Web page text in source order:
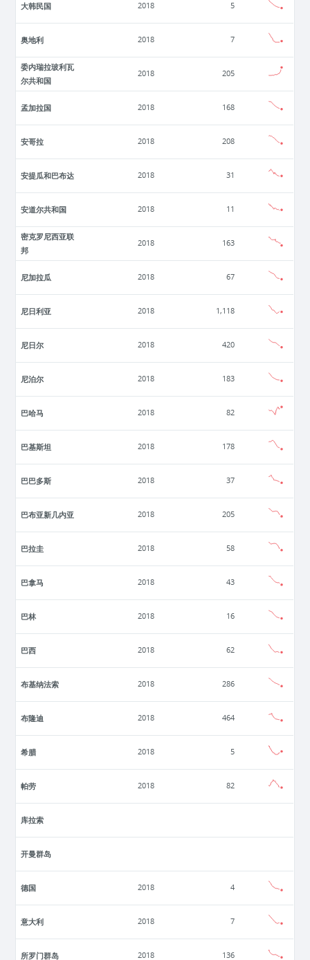
大韩民国 2018 5
奥地利 2018 7
委内瑞拉玻利瓦
尔共和国
2018 205
孟加拉国 2018 168
安哥拉 2018 208
安提瓜和巴布达 2018 31
安道尔共和国 2018 11
密克罗尼西亚联
邦
2018 163
尼加拉瓜 2018 67
尼日利亚 2018 1,118
尼日尔 2018 420
尼泊尔 2018 183
巴哈马 2018 82
巴基斯坦 2018 178
巴巴多斯 2018 37
巴布亚新几内亚 2018 205
巴拉圭 2018 58
巴拿马 2018 43
巴林 2018 16
巴西 2018 62
布基纳法索 2018 286
布隆迪 2018 464
希腊 2018 5
帕劳 2018 82
库拉索
开曼群岛
德国 2018 4
意大利 2018 7
所罗门群岛 2018 136